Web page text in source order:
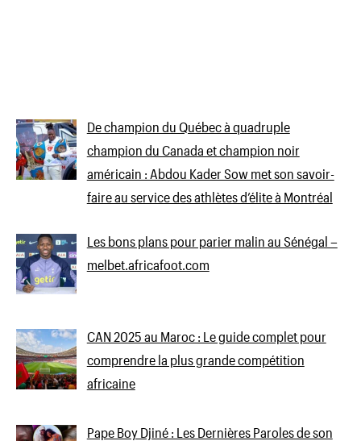
De champion du Québec à quadruple
champion du Canada et champion noir
américain : Abdou Kader Sow met son savoir-
faire au service des athlètes d’élite à Montréal
Les bons plans pour parier malin au Sénégal –
melbet.africafoot.com
CAN 2025 au Maroc : Le guide complet pour
comprendre la plus grande compétition
africaine
Pape Boy Djiné : Les Dernières Paroles de son